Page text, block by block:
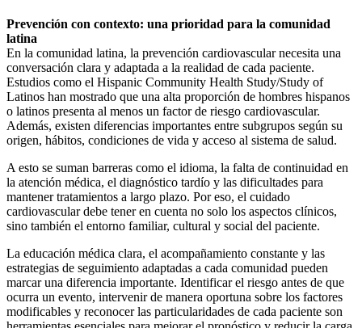
Prevención con contexto: una prioridad para la comunidad
latina
En la comunidad latina, la prevención cardiovascular necesita una
conversación clara y adaptada a la realidad de cada paciente.
Estudios como el Hispanic Community Health Study/Study of
Latinos han mostrado que una alta proporción de hombres hispanos
o latinos presenta al menos un factor de riesgo cardiovascular.
Además, existen diferencias importantes entre subgrupos según su
origen, hábitos, condiciones de vida y acceso al sistema de salud.
A esto se suman barreras como el idioma, la falta de continuidad en
la atención médica, el diagnóstico tardío y las dificultades para
mantener tratamientos a largo plazo. Por eso, el cuidado
cardiovascular debe tener en cuenta no solo los aspectos clínicos,
sino también el entorno familiar, cultural y social del paciente.
La educación médica clara, el acompañamiento constante y las
estrategias de seguimiento adaptadas a cada comunidad pueden
marcar una diferencia importante. Identificar el riesgo antes de que
ocurra un evento, intervenir de manera oportuna sobre los factores
modificables y reconocer las particularidades de cada paciente son